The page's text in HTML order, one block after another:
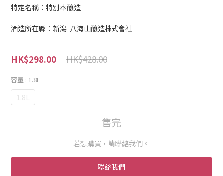
特定名稱：特別本釀造
酒造所在縣：新潟  八海山釀造株式會社
HK$428.00
HK$298.00
容量 : 1.8L
1.8L
售完
若想購買，請聯絡我們。
聯絡我們